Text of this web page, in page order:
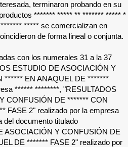
terminaron probando en su
******* ***** ** ******* ***** *
******* ***** se comercializan en
de forma lineal o conjunta.
con los numerales 31 a la 37
ESTUDIO DE ASOCIACIÓN Y
****** EN ANAQUEL DE *******
****** ********, "RESULTADOS
CONFUSIÓN DE ******* CON
FASE 2" realizado por la empresa
del documento titulado
ASOCIACIÓN Y CONFUSIÓN DE
DE ******* FASE 2" realizado por